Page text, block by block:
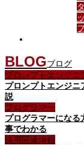
タ
ッ
フ
BLOGブログ
プロンプトエンジニ
プロンプトエンジ
説
プログラマー
プログラマーにな
事でわかる
採用関連情報